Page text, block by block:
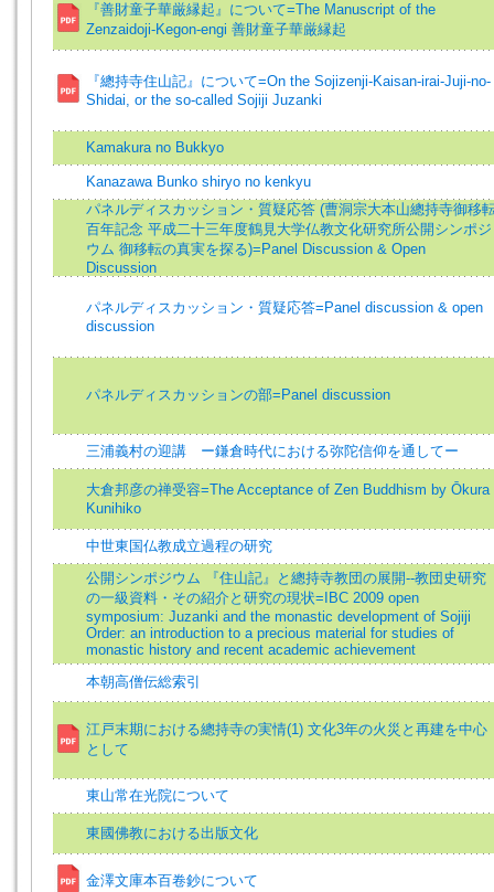
『善財童子華厳縁起』について=The Manuscript of the
Zenzaidoji-Kegon-engi 善財童子華厳縁起
『總持寺住山記』について=On the Sojizenji-Kaisan-irai-Juji-no-
Shidai, or the so-called Sojiji Juzanki
Kamakura no Bukkyo
Kanazawa Bunko shiryo no kenkyu
パネルディスカッション・質疑応答 (曹洞宗大本山總持寺御移
百年記念 平成二十三年度鶴見大学仏教文化研究所公開シンポジ
ウム 御移転の真実を探る)=Panel Discussion & Open
Discussion
パネルディスカッション・質疑応答=Panel discussion & open
discussion
パネルディスカッションの部=Panel discussion
三浦義村の迎講 ー鎌倉時代における弥陀信仰を通してー
大倉邦彦の禅受容=The Acceptance of Zen Buddhism by Ōkura
Kunihiko
中世東国仏教成立過程の研究
公開シンポジウム 『住山記』と總持寺教団の展開--教団史研究
の一級資料・その紹介と研究の現状=IBC 2009 open
symposium: Juzanki and the monastic development of Sojiji
Order: an introduction to a precious material for studies of
monastic history and recent academic achievement
本朝高僧伝総索引
江戸末期における總持寺の実情(1) 文化3年の火災と再建を中心
として
東山常在光院について
東國佛教における出版文化
金澤文庫本百卷鈔について